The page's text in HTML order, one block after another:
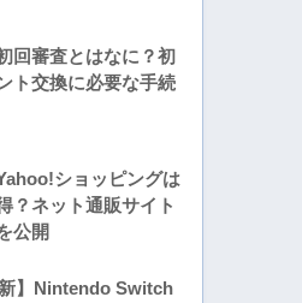
回審査とはなに？初
ト交換に必要な手続
ショッピングは
？ネット通販サイト
公開
新】Nintendo Switch